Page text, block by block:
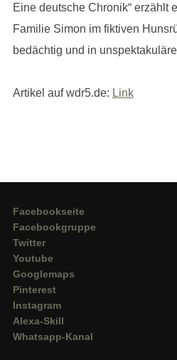
Eine deutsche Chronik“ erzählt
Familie Simon im fiktiven
bedächtig und in
Artikel auf wdr5.de: Link
Facebookseite
Facebookgruppe
Twitter
Youtube
Googlemaps
Pinterest
Instagram
Alexa-Skill
Whatsapp-Kanal